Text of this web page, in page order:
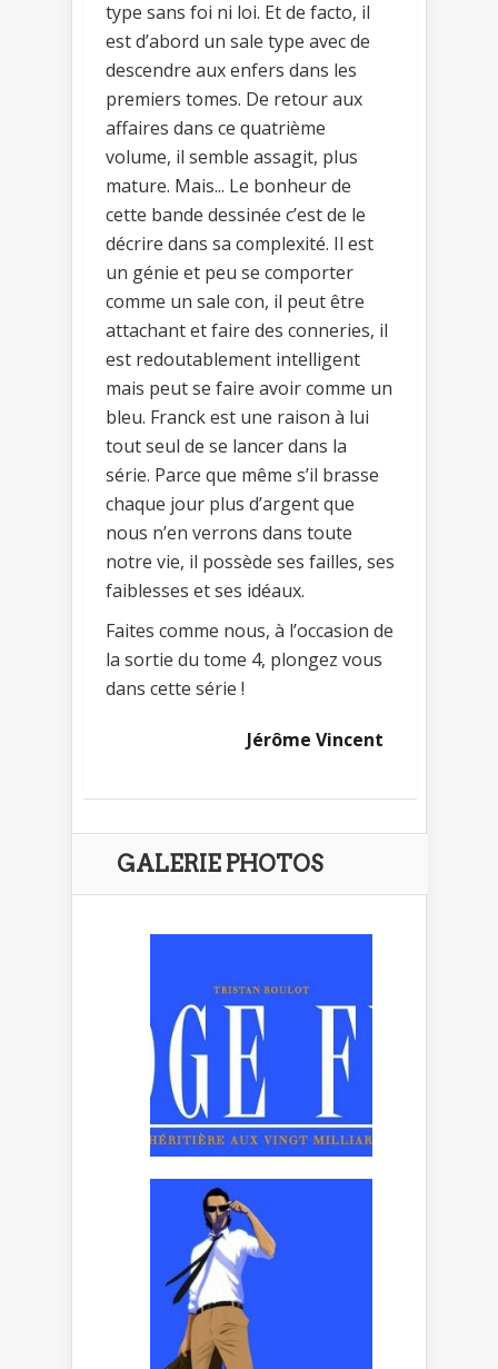
type sans foi ni loi. Et de facto, il
est d’abord un sale type avec de
descendre aux enfers dans les
premiers tomes. De retour aux
affaires dans ce quatrième
volume, il semble assagit, plus
mature. Mais... Le bonheur de
cette bande dessinée c’est de le
décrire dans sa complexité. Il est
un génie et peu se comporter
comme un sale con, il peut être
attachant et faire des conneries, il
est redoutablement intelligent
mais peut se faire avoir comme un
bleu. Franck est une raison à lui
tout seul de se lancer dans la
série. Parce que même s’il brasse
chaque jour plus d’argent que
nous n’en verrons dans toute
notre vie, il possède ses failles, ses
faiblesses et ses idéaux.
Faites comme nous, à l’occasion de
la sortie du tome 4, plongez vous
dans cette série !
Jérôme Vincent
GALERIE PHOTOS